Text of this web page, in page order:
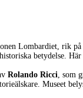
Lombardiet, rik
betydelse.
Rolando Ricci, som
Museet